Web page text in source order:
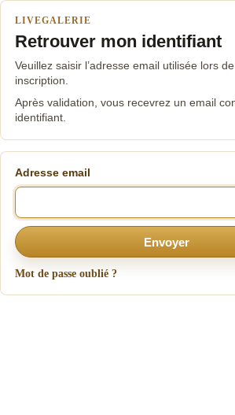
LIVEGALERIE
Retrouver mon identifiant
Veuillez saisir l’adresse email utilisée lors
inscription.
Après validation, vous recevrez un email
identifiant.
Adresse email
Envoyer
Mot de passe oublié ?